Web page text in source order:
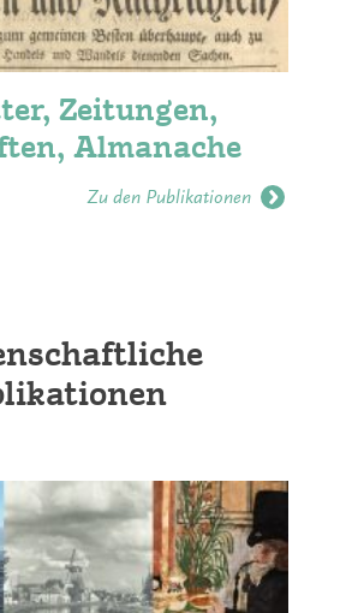
Zeitungen,
Almanache
Zu den Publikationen